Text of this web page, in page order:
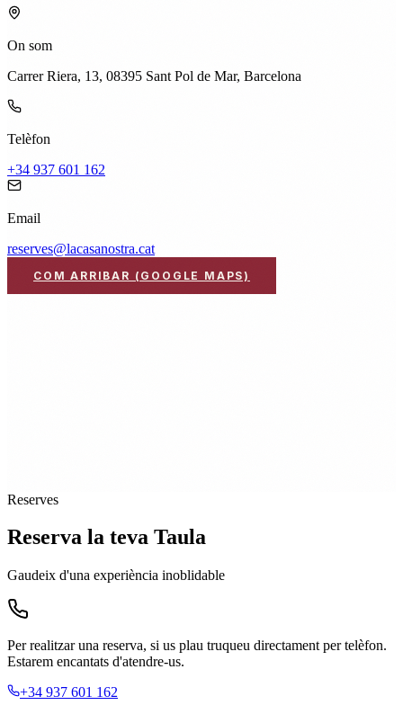
On som
Carrer Riera, 13, 08395 Sant Pol de Mar, Barcelona
Telèfon
+34 937 601 162
Email
reserves@lacasanostra.cat
COM ARRIBAR (GOOGLE MAPS)
Reserves
Reserva la teva Taula
Gaudeix d'una experiència inoblidable
Per realitzar una reserva, si us plau truqueu directament per telèfon.
Estarem encantats d'atendre-us.
+34 937 601 162